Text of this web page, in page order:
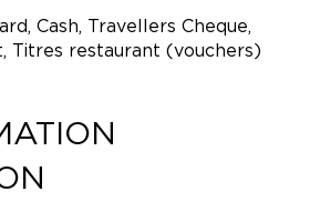
Cash, Travellers Cheque,
Titres restaurant (vouchers)